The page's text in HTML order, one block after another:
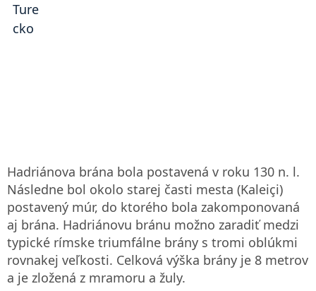
Hadriánova brána bola postavená v roku 130 n. l.
Následne bol okolo starej časti mesta (Kaleiçi)
postavený múr, do ktorého bola zakomponovaná
aj brána. Hadriánovu bránu možno zaradiť medzi
typické rímske triumfálne brány s tromi oblúkmi
rovnakej veľkosti. Celková výška brány je 8 metrov
a je zložená z mramoru a žuly.